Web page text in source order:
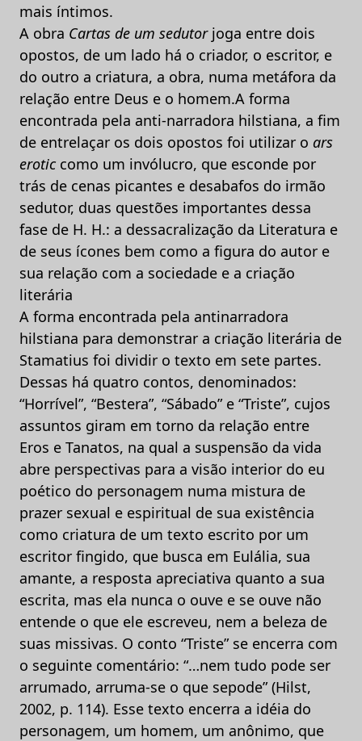
mais íntimos.
A obra Cartas de um sedutorjoga entre dois
opostos, de um lado há o criador, o escritor, e
do outro a criatura, a obra, numa metáfora da
relação entre Deus e o homem.A forma
encontrada pela anti-narradora hilstiana, a fim
de entrelaçar os dois opostos foi utilizar o ars
eroticcomo um invólucro, que esconde por
trás de cenas picantes e desabafos do irmão
sedutor, duas questões importantes dessa
fase de H. H.: a dessacralização da Literatura e
de seus ícones bem como a figura do autor e
sua relação com a sociedade e a criação
literária
A forma encontrada pela antinarradora
hilstiana para demonstrar a criação literária de
Stamatius foi dividir o texto em sete partes.
Dessas há quatro contos, denominados:
“Horrível”, “Bestera”, “Sábado” e “Triste”, cujos
assuntos giram em torno da relação entre
Eros e Tanatos, na qual a suspensão da vida
abre perspectivas para a visão interior do eu
poético do personagem numa mistura de
prazer sexual e espiritual de sua existência
como criatura de um texto escrito por um
escritor fingido, que busca em Eulália, sua
amante, a resposta apreciativa quanto a sua
escrita, mas ela nunca o ouve e se ouve não
entende o que ele escreveu, nem a beleza de
suas missivas. O conto “Triste” se encerra com
o seguinte comentário: “…nem tudo pode ser
arrumado, arruma-se o que sepode” (Hilst,
2002, p. 114). Esse texto encerra a idéia do
personagem, um homem, um anônimo, que